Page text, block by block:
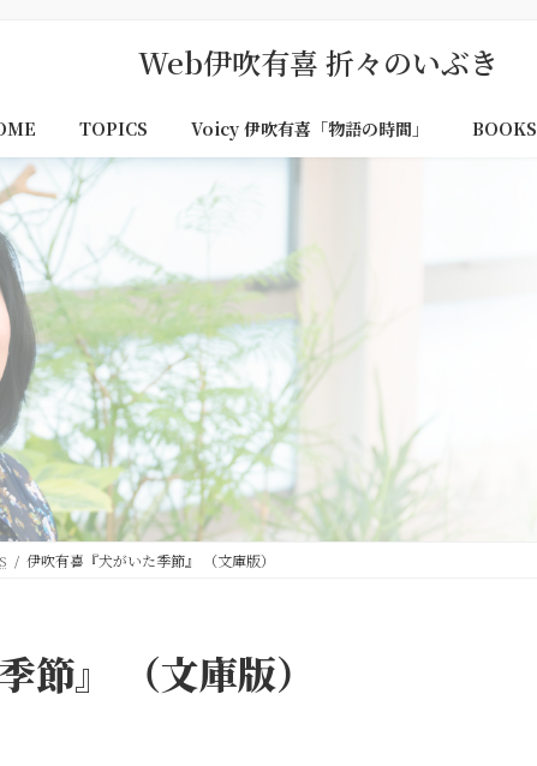
Web伊吹有喜 折々のいぶき
TOPICS Voicy 伊吹有喜「物語の時間」 BOOKS
伊吹有喜『犬がいた季節』 （文庫版）
節』 （文庫版）